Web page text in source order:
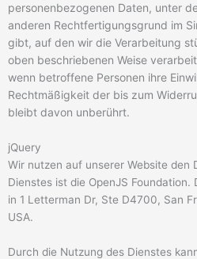
personenbezogenen Daten, unter
anderen Rechtfertigungsgrund im
gibt, auf den wir die Verarbeitung
oben beschriebenen Weise
wenn betroffene Personen ihre
Rechtmäßigkeit der bis zum
bleibt davon unberührt.
jQuery
Wir nutzen auf unserer Website den
Dienstes ist die OpenJS
in 1 Letterman Dr, Ste D4700, San
USA.
Durch die Nutzung des Dienstes